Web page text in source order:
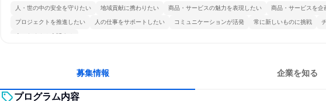
人・世の中の安全を守りたい 地域貢献に携わりたい 商品・サービスの魅力を表現したい 商品・サービスを企
プロジェクトを推進したい 人の仕事をサポートしたい コミュニケーションが活発 常に新しいものに挑戦
人とたくさん会話する
募集情報 企業を知る
プログラム内容